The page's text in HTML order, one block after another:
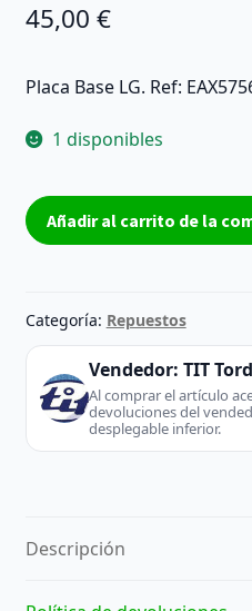
45,00 €
Placa Base LG. Ref:
1 disponibles
Placa
Base
-
LG
Monitor)
cantidad
Añadir al carrito de la
Categoría: Repuestos
Vendedor: TIT
Al comprar el artículo
devoluciones del
desplegable inferior.
Descripción